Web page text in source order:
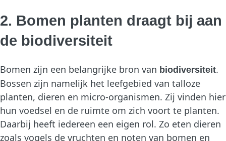
2. Bomen planten draagt bij aan
de biodiversiteit
Bomen zijn een belangrijke bron van biodiversiteit.
Bossen zijn namelijk het leefgebied van talloze
planten, dieren en micro-organismen. Zij vinden hier
hun voedsel en de ruimte om zich voort te planten.
Daarbij heeft iedereen een eigen rol. Zo eten dieren
zoals vogels de vruchten en noten van bomen en